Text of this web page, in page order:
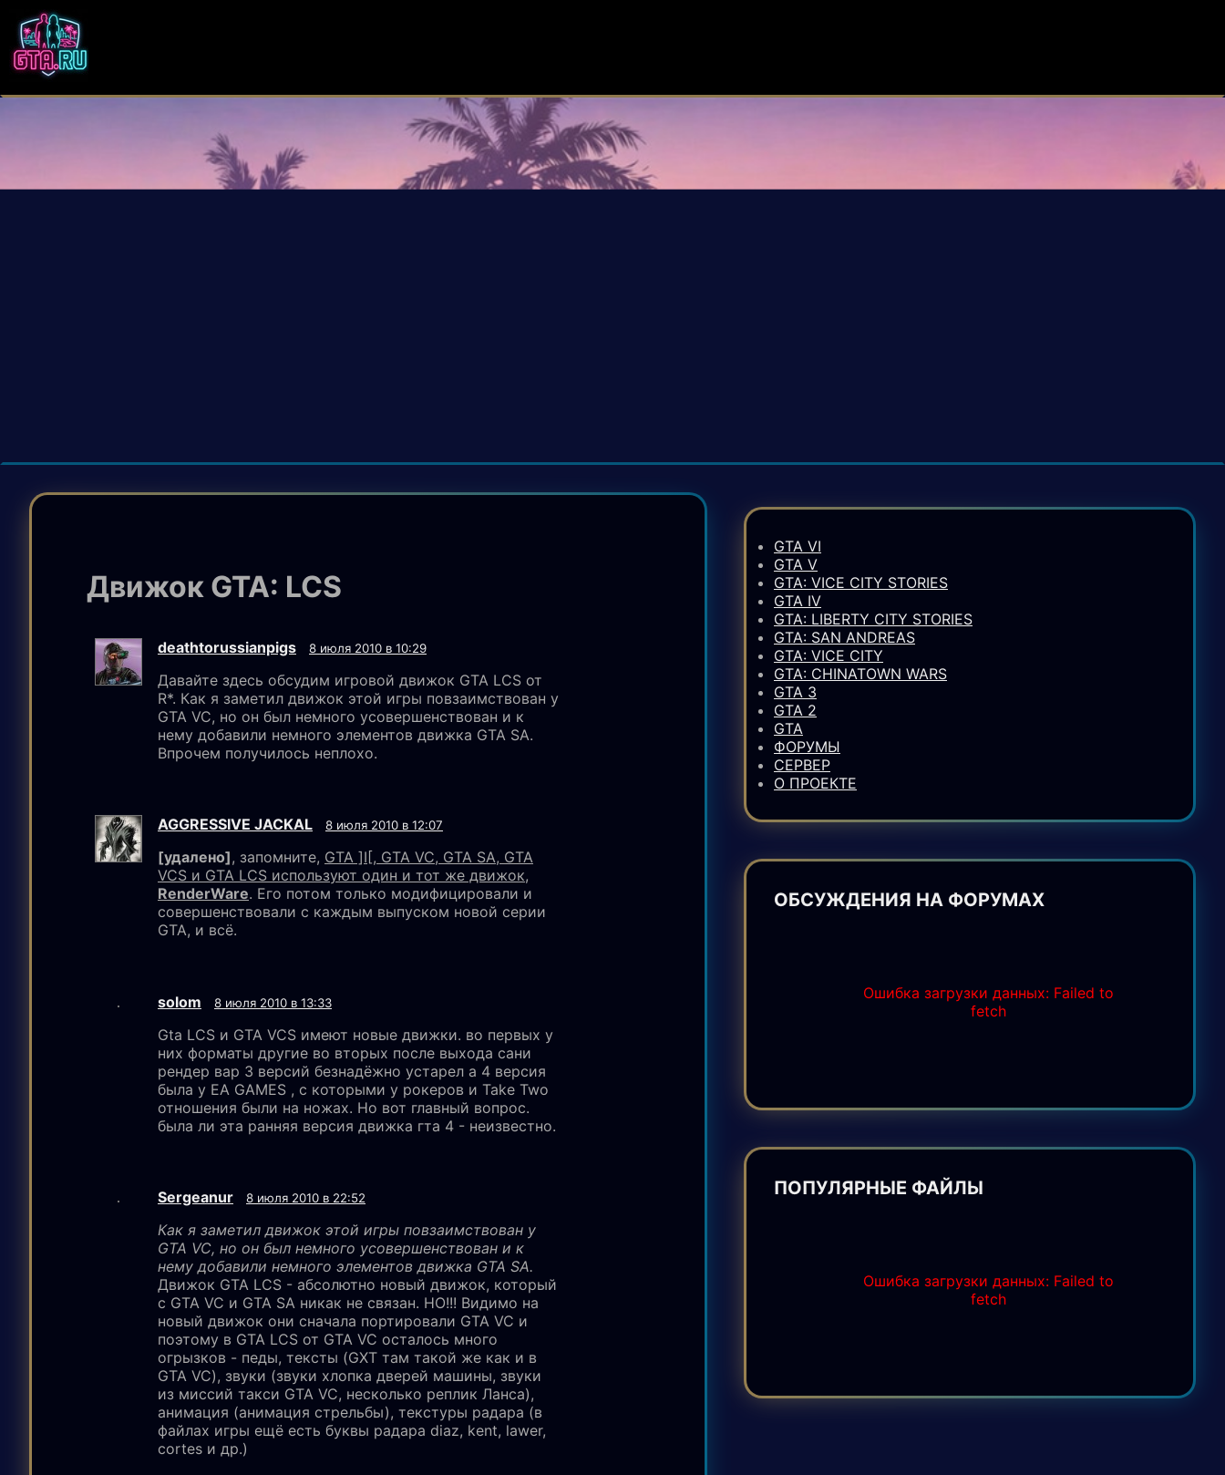
Движок GTA: LCS
deathtorussianpigs 8 июля 2010 в 10:29
Давайте здесь обсудим игровой движок GTA LCS от
R*. Как я заметил движок этой игры повзаимствован у
GTA VC, но он был немного усовершенствован и к
нему добавили немного элементов движка GTA SA.
Впрочем получилось неплохо.
AGGRESSIVE JACKAL 8 июля 2010 в 12:07
[удалено], запомните, GTA ]I[, GTA VC, GTA SA, GTA
VCS и GTA LCS используют один и тот же движок,
RenderWare. Его потом только модифицировали и
совершенствовали с каждым выпуском новой серии
GTA, и всё.
solom 8 июля 2010 в 13:33
Gta LCS и GTA VCS имеют новые движки. во первых у
них форматы другие во вторых после выхода сани
рендер вар 3 версий безнадёжно устарел а 4 версия
была у EA GAMES , с которыми у рокеров и Take Two
отношения были на ножах. Но вот главный вопрос.
была ли эта ранняя версия движка гта 4 - неизвестно.
Sergeanur 8 июля 2010 в 22:52
Как я заметил движок этой игры повзаимствован у
GTA VC, но он был немного усовершенствован и к
нему добавили немного элементов движка GTA SA.
Движок GTA LCS - абсолютно новый движок, который
с GTA VC и GTA SA никак не связан. НО!!! Видимо на
новый движок они сначала портировали GTA VC и
поэтому в GTA LCS от GTA VC осталось много
огрызков - педы, тексты (GXT там такой же как и в
GTA VC), звуки (звуки хлопка дверей машины, звуки
из миссий такси GTA VC, несколько реплик Ланса),
анимация (анимация стрельбы), текстуры радара (в
файлах игры ещё есть буквы радара diaz, kent, lawer,
cortes и др.)
GTA VI
GTA V
GTA: VICE CITY STORIES
GTA IV
GTA: LIBERTY CITY STORIES
GTA: SAN ANDREAS
GTA: VICE CITY
GTA: CHINATOWN WARS
GTA 3
GTA 2
GTA
ФОРУМЫ
СЕРВЕР
О ПРОЕКТЕ
ОБСУЖДЕНИЯ НА ФОРУМАХ
Ошибка загрузки данных: Failed to
fetch
ПОПУЛЯРНЫЕ ФАЙЛЫ
Ошибка загрузки данных: Failed to
fetch